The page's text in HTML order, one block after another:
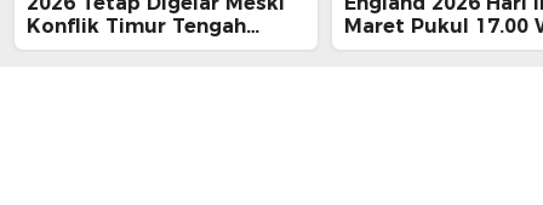
Konflik Timur Tengah
Memanas, Disebut ‘Terlalu
Maret Pukul 17.00